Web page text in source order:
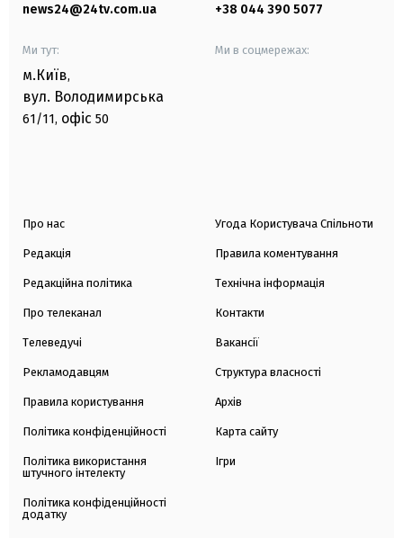
news24@24tv.com.ua +38 044 390 5077
Ми тут:
м.Київ,
вул. Володимирська
61/11, офіс 50
Ми в соцмережах:
Про нас
Редакція
Редакційна політика
Про телеканал
Телеведучі
Рекламодавцям
Правила користування
Політика конфіденційності
Політика використання
штучного інтелекту
Політика конфіденційності
додатку
Угода Користувача Спільноти
Правила коментування
Технічна інформація
Контакти
Вакансії
Структура власності
Архів
Карта сайту
Ігри